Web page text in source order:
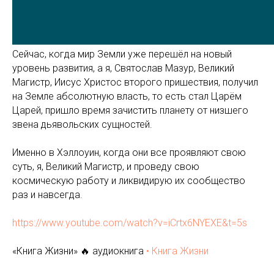
Сейчас, когда мир Земли уже перешёл на новый
уровень развития, а я, Святослав Мазур, Великий
Магистр, Иисус Христос второго пришествия, получил
на Земле абсолютную власть, то есть стал Царём
Царей, пришло время зачистить планету от низшего
звена дьявольских сущностей.
Именно в Хэллоуин, когда они все проявляют свою
суть, я, Великий Магистр, и проведу свою
космическую работу и ликвидирую их сообщество
раз и навсегда.
https://www.youtube.com/watch?v=iCrtx6NYEXE&t=5s
«Книга Жизни» 🔥 аудиокнига • Книга Жизни